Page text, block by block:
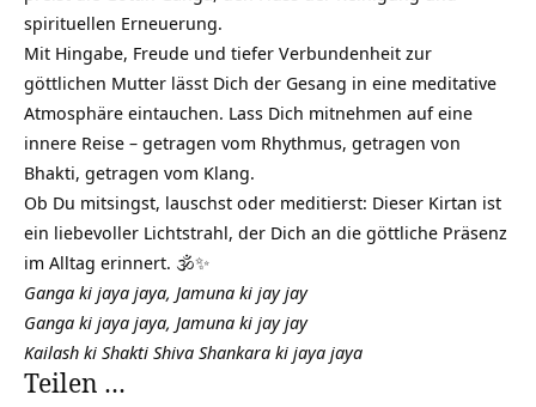
spirituellen Erneuerung.
Mit Hingabe, Freude und tiefer Verbundenheit zur
göttlichen Mutter lässt Dich der Gesang in eine meditative
Atmosphäre eintauchen. Lass Dich mitnehmen auf eine
innere Reise – getragen vom Rhythmus, getragen von
Bhakti, getragen vom Klang.
Ob Du mitsingst, lauschst oder meditierst: Dieser Kirtan ist
ein liebevoller Lichtstrahl, der Dich an die göttliche Präsenz
im Alltag erinnert. 🕉️✨
Ganga ki jaya jaya, Jamuna ki jay jay
Ganga ki jaya jaya, Jamuna ki jay jay
Kailash ki Shakti Shiva Shankara ki jaya jaya
Teilen …